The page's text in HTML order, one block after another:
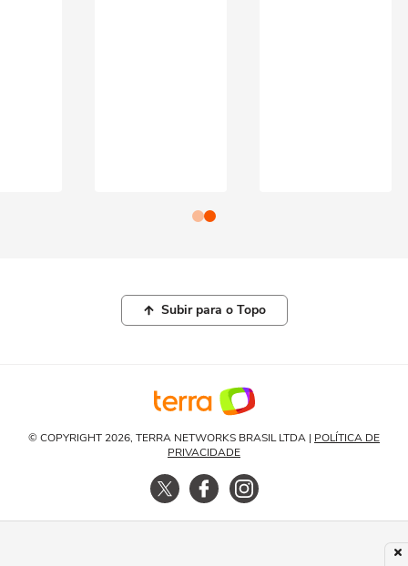
Subir para o Topo
© COPYRIGHT 2026, TERRA NETWORKS BRASIL LTDA | POLÍTICA DE
PRIVACIDADE